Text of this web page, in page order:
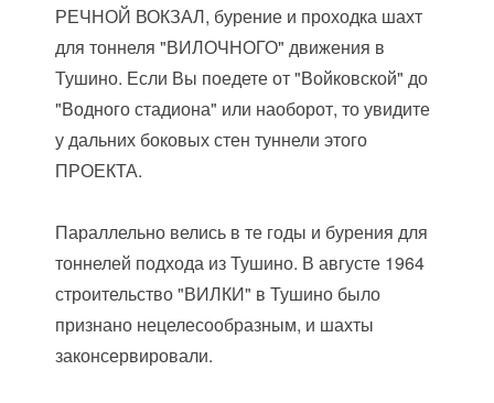
РЕЧНОЙ ВОКЗАЛ, бурение и проходка шахт
для тоннеля "ВИЛОЧНОГО" движения в
Тушино. Если Вы поедете от "Войковской" до
"Водного стадиона" или наоборот, то увидите
у дальних боковых стен туннели этого
ПРОЕКТА.
Параллельно велись в те годы и бурения для
тоннелей подхода из Тушино. В августе 1964
строительство "ВИЛКИ" в Тушино было
признано нецелесообразным, и шахты
законсервировали.